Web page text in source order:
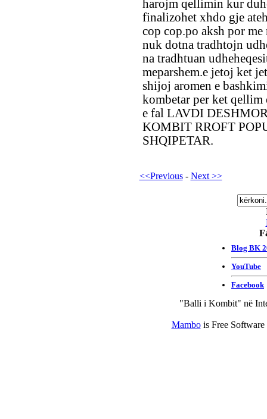
harojm qellimin kur
finalizohet xhdo gje
cop cop.po aksh por me
nuk dotna tradhtojn
na tradhtuan
meparshem.e jetoj ket
shijoj aromen e
kombetar per ket qellim
e fal LAVDI
KOMBIT RROFT
SHQIPETAR.
<<Previous- Next >>
"Balli i Kombit" në
Mambois Free Software